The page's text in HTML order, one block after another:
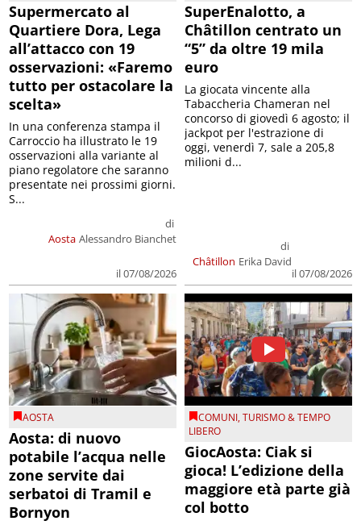
Supermercato al
Quartiere Dora, Lega
all’attacco con 19
osservazioni: «Faremo
tutto per ostacolare la
scelta»
Aosta
di
Alessandro Bianchet
il 07/08/2026
In una conferenza stampa il
Carroccio ha illustrato le 19
osservazioni alla variante al
piano regolatore che saranno
presentate nei prossimi giorni.
S...
SuperEnalotto, a
Châtillon centrato un
“5” da oltre 19 mila
euro
Châtillon
di
Erika David
il 07/08/2026
La giocata vincente alla
Tabaccheria Chameran nel
concorso di giovedì 6 agosto; il
jackpot per l'estrazione di
oggi, venerdì 7, sale a 205,8
milioni d...
AOSTA
Aosta: di nuovo
potabile l’acqua nelle
zone servite dai
serbatoi di Tramil e
Bornyon
COMUNI,TURISMO & TEMPO
LIBERO
GiocAosta: Ciak si
gioca! L’edizione della
maggiore età parte già
col botto